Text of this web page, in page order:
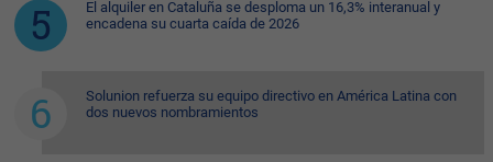
El alquiler en Cataluña se desploma un 16,3% interanual y
encadena su cuarta caída de 2026
Solunion refuerza su equipo directivo en América Latina con
dos nuevos nombramientos